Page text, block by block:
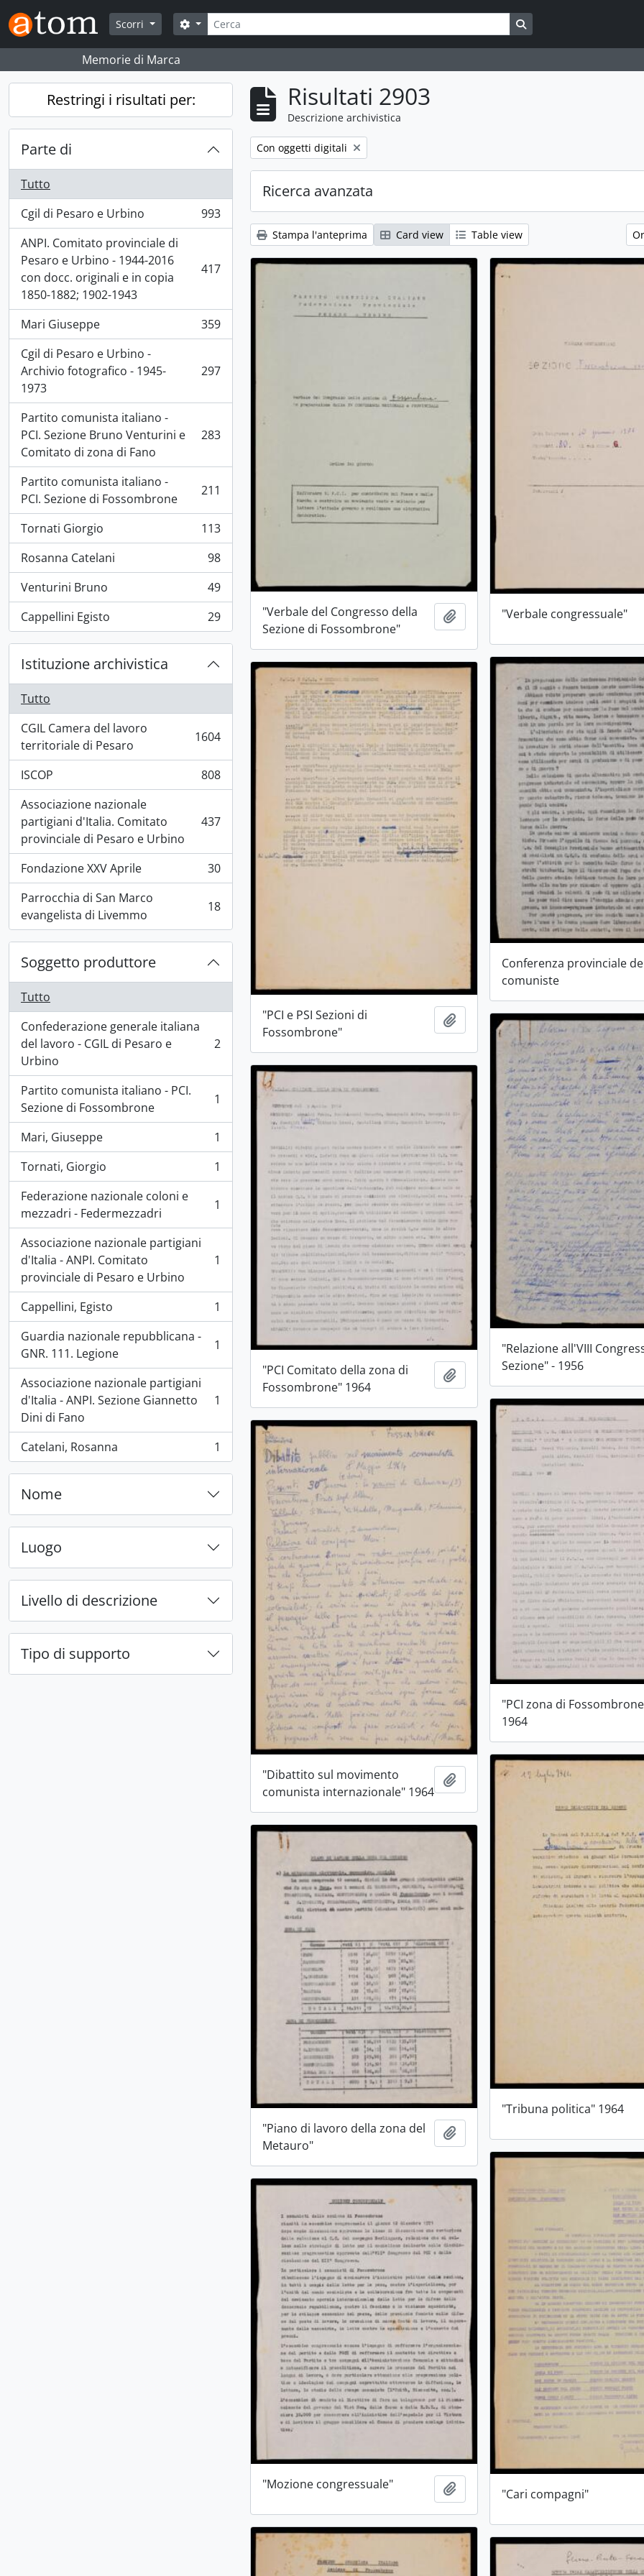
Skip to main content
Scorri
Cerca
Search options
Memorie di Marca
Restringi i risultati per:
Parte di
Tutto
Cgil di Pesaro e Urbino
, 993 risultati
993
ANPI. Comitato provinciale di
Pesaro e Urbino - 1944-2016
con docc. originali e in copia
1850-1882; 1902-1943
, 417 risultati 417
Mari Giuseppe
, 359 risultati
359
Cgil di Pesaro e Urbino -
Archivio fotografico - 1945-
1973
, 297 risultati 297
Partito comunista italiano -
PCI. Sezione Bruno Venturini e
Comitato di zona di Fano
, 283 risultati 283
Partito comunista italiano -
PCI. Sezione di Fossombrone
, 211 risultati 211
Tornati Giorgio
, 113 risultati
113
Rosanna Catelani
, 98 risultati
98
Venturini Bruno
, 49 risultati
49
Cappellini Egisto
, 29 risultati 29
Istituzione archivistica
Tutto
CGIL Camera del lavoro
territoriale di Pesaro
, 1604 risultati 1604
ISCOP
, 808 risultati
808
Associazione nazionale
partigiani d'Italia. Comitato
provinciale di Pesaro e Urbino
, 437 risultati 437
Fondazione XXV Aprile
, 30 risultati
30
Parrocchia di San Marco
evangelista di Livemmo
, 18 risultati 18
Soggetto produttore
Tutto
Confederazione generale italiana
del lavoro - CGIL di Pesaro e
Urbino
, 2 risultati 2
Partito comunista italiano - PCI.
Sezione di Fossombrone
, 1 risultati 1
Mari, Giuseppe
, 1 risultati
1
Tornati, Giorgio
, 1 risultati
1
Federazione nazionale coloni e
mezzadri - Federmezzadri
, 1 risultati 1
Associazione nazionale partigiani
d'Italia - ANPI. Comitato
provinciale di Pesaro e Urbino
, 1 risultati 1
Cappellini, Egisto
, 1 risultati
1
Guardia nazionale repubblicana -
GNR. 111. Legione
, 1 risultati 1
Associazione nazionale partigiani
d'Italia - ANPI. Sezione Giannetto
Dini di Fano
, 1 risultati 1
Catelani, Rosanna
, 1 risultati 1
Nome
Luogo
Livello di descrizione
Tipo di supporto
Risultati 2903
Descrizione archivistica
Remove filter:
Con oggetti digitali
Ricerca avanzata
Stampa l'anteprima Card view Table view
"Verbale del Congresso della
Sezione di Fossombrone"
Aggiungi all'area di lavoro
"Verbale congressuale"
Conferenza provinciale
comuniste
"PCI e PSI Sezioni di
Fossombrone"
Aggiungi all'area di lavoro
"Relazione all'VIII
Sezione" - 1956
"PCI Comitato della zona di
Fossombrone" 1964
Aggiungi all'area di lavoro
"PCI zona di
1964
"Dibattito sul movimento
comunista internazionale" 1964
Aggiungi all'area di lavoro
"Tribuna politica" 1964
"Piano di lavoro della zona del
Metauro"
"Cari compagni"
"Mozione congressuale" Aggiungi all'area di lavoro